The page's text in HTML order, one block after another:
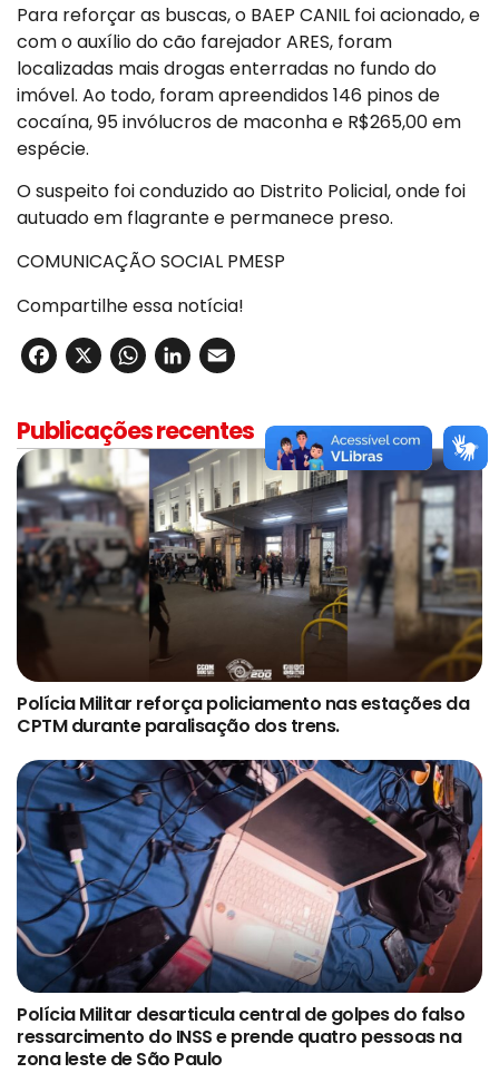
Para reforçar as buscas, o BAEP CANIL foi acionado, e
com o auxílio do cão farejador ARES, foram
localizadas mais drogas enterradas no fundo do
imóvel. Ao todo, foram apreendidos 146 pinos de
cocaína, 95 invólucros de maconha e R$265,00 em
espécie.
O suspeito foi conduzido ao Distrito Policial, onde foi
autuado em flagrante e permanece preso.
COMUNICAÇÃO SOCIAL PMESP
Compartilhe essa notícia!
Facebook
X WhatsApp
LinkedIn
Publicações recentes
Polícia Militar reforça policiamento nas estações da
CPTM durante paralisação dos trens.
Polícia Militar desarticula central de golpes do falso
ressarcimento do INSS e prende quatro pessoas na
zona leste de São Paulo